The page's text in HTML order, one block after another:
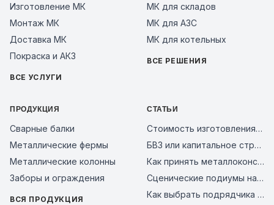
Изготовление МК
Монтаж МК
Доставка МК
Покраска и АКЗ
ВСЕ УСЛУГИ
МК для складов
МК для АЗС
МК для котельных
ВСЕ РЕШЕНИЯ
ПРОДУКЦИЯ
Сварные балки
Металлические фермы
Металлические колонны
Заборы и ограждения
ВСЯ ПРОДУКЦИЯ
СТАТЬИ
Стоимость изготовления металлоконструкций за тонну в 2026 году: из чего складывается цена и как сравнить предложения заводов
БВЗ или капитальное строительство: сравнение смет 2026
Как принять металлоконструкции на объекте: чек-лист входного контроля и типичные ошибки поставщиков в 2026 году
Сценические подиумы на металлическом каркасе: почему это надежное решение для мероприятий, бизнеса и уличных площадок
Как выбрать подрядчика на металлоконструкции в 2026 году: чек-лист проверки завода перед авансом